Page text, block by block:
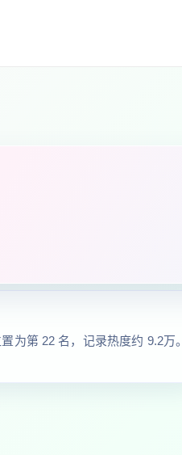
为第 22 名，记录热度约 9.2万。